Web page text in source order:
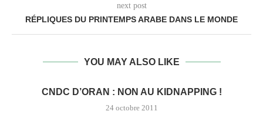
next post
RÉPLIQUES DU PRINTEMPS ARABE DANS LE MONDE
YOU MAY ALSO LIKE
CNDC D’ORAN : NON AU KIDNAPPING !
24 octobre 2011